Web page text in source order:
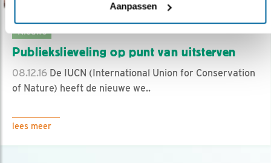
Aanpassen
Nieuws
Publiekslieveling op punt van uitsterven
08.12.16 De IUCN (International Union for Conservation
of Nature) heeft de nieuwe we..
lees meer